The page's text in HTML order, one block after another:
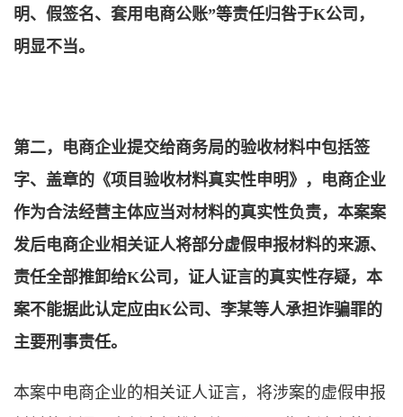
明、假签名、套用电商公账”等责任归咎于K公司，
明显不当。
第二，电商企业提交给商务局的验收材料中包括签
字、盖章的《项目验收材料真实性申明》，电商企业
作为合法经营主体应当对材料的真实性负责，本案案
发后电商企业相关证人将部分虚假申报材料的来源、
责任全部推卸给K公司，证人证言的真实性存疑，本
案不能据此认定应由K公司、李某等人承担诈骗罪的
主要刑事责任。
本案中电商企业的相关证人证言，将涉案的虚假申报